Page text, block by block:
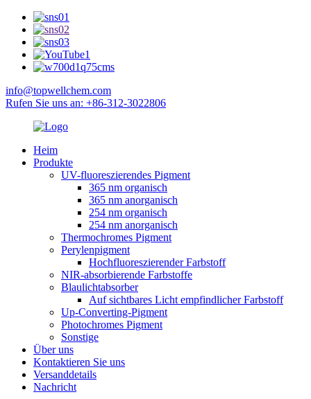
info@topwellchem.com
Rufen Sie uns an: +86-312-3022806
Heim
Produkte
UV-fluoreszierendes Pigment
365 nm organisch
365 nm anorganisch
254 nm organisch
254 nm anorganisch
Thermochromes Pigment
Perylenpigment
Hochfluoreszierender Farbstoff
NIR-absorbierende Farbstoffe
Blaulichtabsorber
Auf sichtbares Licht empfindlicher Farbstoff
Up-Converting-Pigment
Photochromes Pigment
Sonstige
Über uns
Kontaktieren Sie uns
Versanddetails
Nachricht